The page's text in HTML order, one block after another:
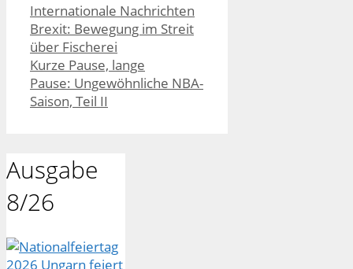
Kategorien
Internationale Nachrichten
Brexit: Bewegung im Streit
über Fischerei
Kurze Pause, lange
Pause: Ungewöhnliche NBA-
Saison, Teil II
Ausgabe
8/26